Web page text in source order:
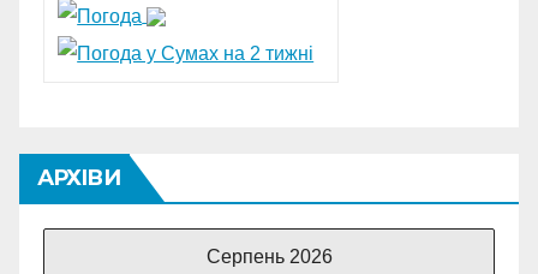
АРХІВИ
Серпень 2026